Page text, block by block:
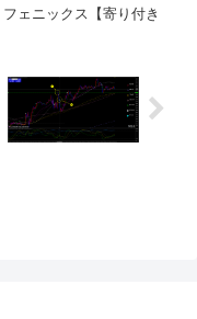
ェニックス【寄り付き